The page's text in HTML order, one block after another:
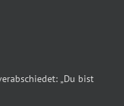
„Du bist